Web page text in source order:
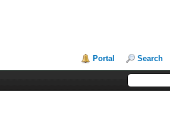
Portal Search